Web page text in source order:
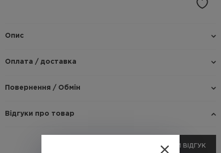
Опис
Оплата / доставка
Повернення / Обмін
Відгуки про товар
ДОДАТИ ВІДГУК